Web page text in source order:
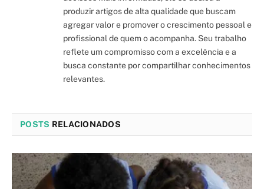
produzir artigos de alta qualidade que buscam
agregar valor e promover o crescimento pessoal e
profissional de quem o acompanha. Seu trabalho
reflete um compromisso com a excelência e a
busca constante por compartilhar conhecimentos
relevantes.
POSTS RELACIONADOS